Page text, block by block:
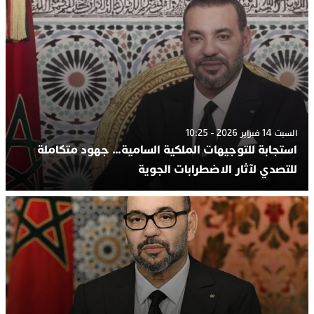
السبت 14 فبراير 2026 - 10:25
استجابة للتوجيهات الملكية السامية… جهود متكاملة
للتصدي لآثار الاضطرابات الجوية